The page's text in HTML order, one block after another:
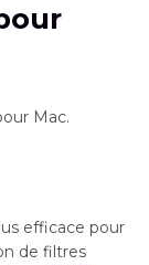
Mac.
efficace pour
de filtres